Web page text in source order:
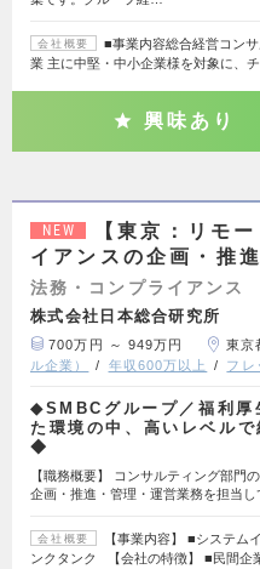
会社概要
■事業内容総合経営コン
業 主に中堅・中小企業様を対象に、
興味あり
NEW
【東京：リモ
イアンスの企画・推
法務・コンプライアンス
株式会社日本総合研究所
700万円 ～ 949万円 東京
ル企業）
年収600万以上 フレ
◆SMBCグループ／福利厚
た環境の中、高いレベル
◆
【職務概要】 コンサルティング部門
企画・推進・管理・運営業務を担当
会社概要
【事業内容】 ■システム
ンクタンク 【会社の特徴】 ■民間企